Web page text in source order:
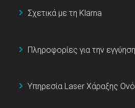
Σχετικά με τη Klarna
Πληροφορίες για την
Υπηρεσία Laser Χάραξης